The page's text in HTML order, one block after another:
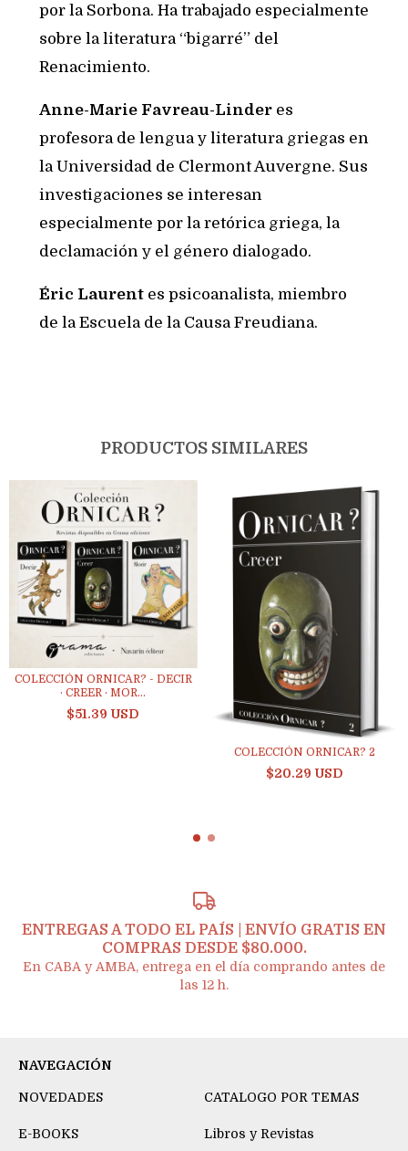
por la Sorbona. Ha trabajado especialmente
sobre la literatura “bigarré” del
Renacimiento.
Anne-Marie Favreau-Linder es
profesora de lengua y literatura griegas en
la Universidad de Clermont Auvergne. Sus
investigaciones se interesan
especialmente por la retórica griega, la
declamación y el género dialogado.
Éric Laurent es psicoanalista, miembro
de la Escuela de la Causa Freudiana.
PRODUCTOS SIMILARES
COLECCIÓN ORNICAR? - DECIR
· CREER · MOR...
$51.39 USD
COLECCIÓN ORNICAR? 2
$20.29 USD
ENTREGAS A TODO EL PAÍS | ENVÍO GRATIS EN
COMPRAS DESDE $80.000.
En CABA y AMBA, entrega en el día comprando antes de
las 12 h.
NAVEGACIÓN
NOVEDADES CATALOGO POR TEMAS
E-BOOKS Libros y Revistas